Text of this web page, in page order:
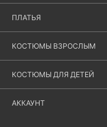
ПЛАТЬЯ
КОСТЮМЫ ВЗРОСЛЫМ
КОСТЮМЫ ДЛЯ ДЕТЕЙ
АККАУНТ